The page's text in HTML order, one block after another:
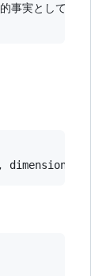
事実として)
, dimensions